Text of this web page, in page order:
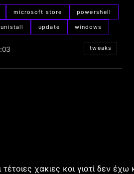
microsoft store powershell
unistall update windows
tweaks
τέτοιες χακιες και γιατί δεν έχω